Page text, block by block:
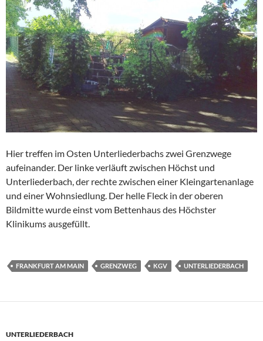
Hier treffen im Osten Unterliederbachs zwei Grenzwege
aufeinander. Der linke verläuft zwischen Höchst und
Unterliederbach, der rechte zwischen einer Kleingartenanlage
und einer Wohnsiedlung. Der helle Fleck in der oberen
Bildmitte wurde einst vom Bettenhaus des Höchster
Klinikums ausgefüllt.
FRANKFURT AM MAIN GRENZWEG KGV UNTERLIEDERBACH
UNTERLIEDERBACH